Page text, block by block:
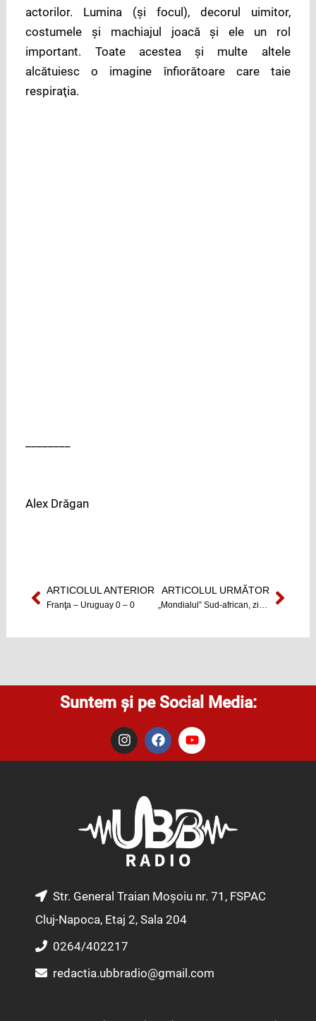
actorilor. Lumina (şi focul), decorul uimitor,
costumele şi machiajul joacă şi ele un rol
important. Toate acestea şi multe altele
alcătuiesc o imagine înfiorătoare care taie
respiraţia.
Alex Drăgan
Prev
ARTICOLUL ANTERIOR
Franţa – Uruguay 0 – 0
ARTICOLUL URMĂTOR
„Mondialul” Sud-african, ziua a doua Next
Suntem și pe Social Media:
I
n
s
m
F
a
c
o
k
Y
o
u
e
Str. General Traian Moșoiu nr. 71, FSPAC
Cluj-Napoca, Etaj 2, Sala 204
0264/402217
redactia.ubbradio@gmail.com